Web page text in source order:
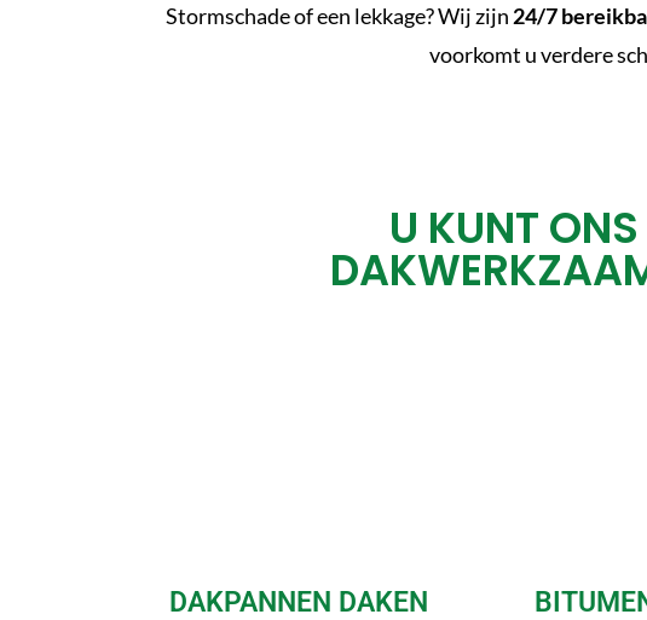
Stormschade of een lekkage? Wij zijn 24/7
voorkomt u verdere
U KUNT
DAKPANNEN DAKEN